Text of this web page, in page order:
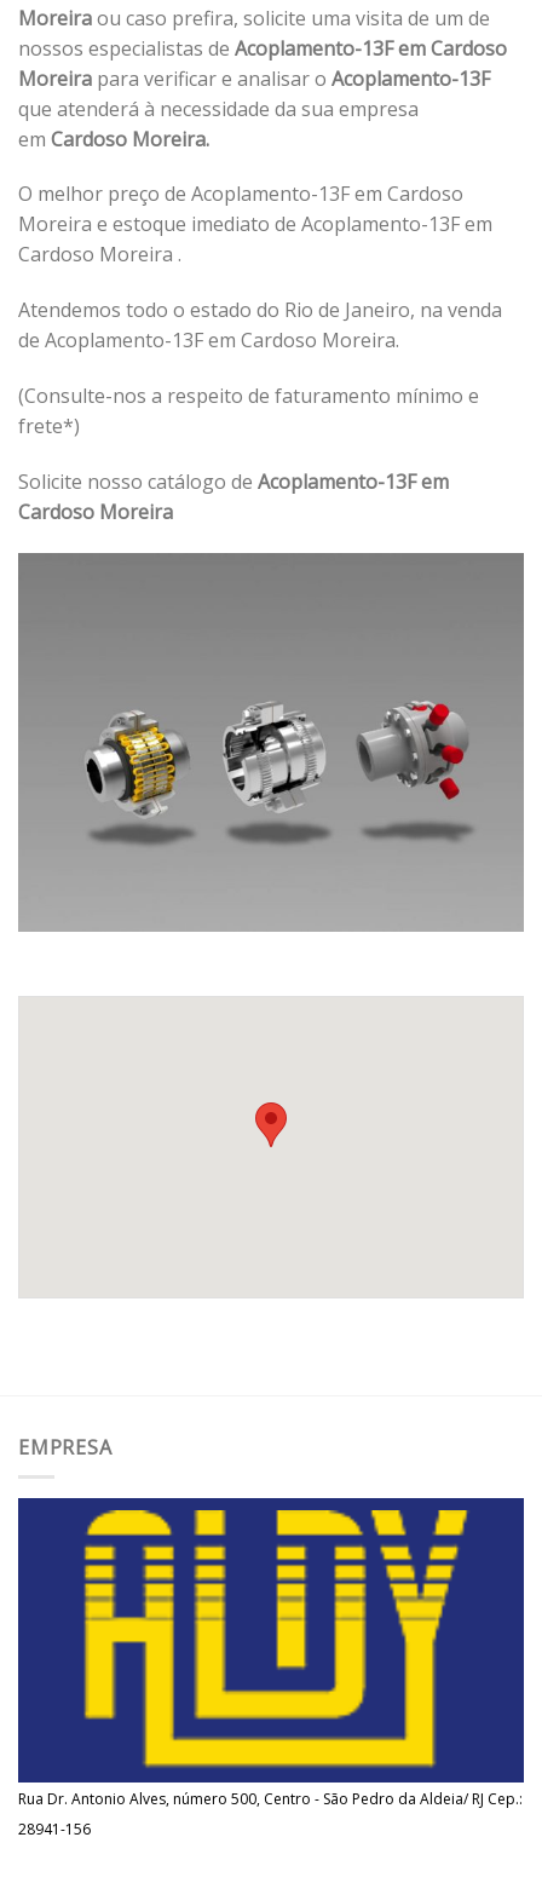
Moreiraou caso prefira, solicite uma visita de um de
nossos especialistas de Acoplamento-13F em Cardoso
Moreira para verificar e analisar o Acoplamento-13F
que atenderá à necessidade da sua empresa
em Cardoso Moreira.
O melhor preço de Acoplamento-13F em Cardoso
Moreira e estoque imediato de Acoplamento-13F em
Cardoso Moreira .
Atendemos todo o estado do Rio de Janeiro, na venda
de Acoplamento-13F em Cardoso Moreira.
(Consulte-nos a respeito de faturamento mínimo e
frete*)
Solicite nosso catálogo de Acoplamento-13F em
Cardoso Moreira
EMPRESA
Rua Dr. Antonio Alves, número 500, Centro - São Pedro da Aldeia/ RJ Cep.:
28941-156